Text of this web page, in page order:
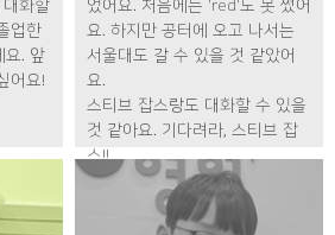
화할
업한
요. 앞
어요!
었어요. 처음에는 'red'도 못 썼어
요. 하지만 공터에 오고 나서는
서울대도 갈 수 있을 것 같았어
요.
스티브 잡스랑도 대화할 수 있을
것 같아요. 기다려라, 스티브 잡
스!!